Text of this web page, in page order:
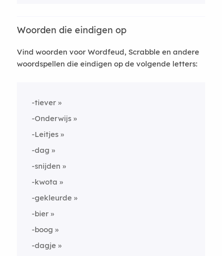
Woorden die eindigen op
Vind woorden voor Wordfeud, Scrabble en andere
woordspellen die eindigen op de volgende letters:
-tiever
-Onderwijs
-Leitjes
-dag
-snijden
-kwota
-gekleurde
-bier
-boog
-dagje